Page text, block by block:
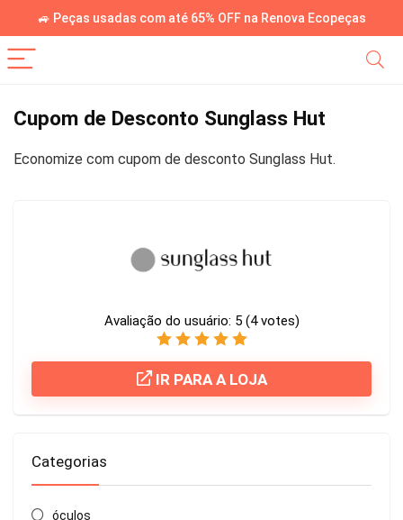
🚙 Peças usadas com até 65% OFF na Renova Ecopeças
Cupom de Desconto Sunglass Hut
Economize com cupom de desconto Sunglass Hut.
Avaliação do usuário: 5 (4votes)
IR PARA A LOJA
Categorias
óculos